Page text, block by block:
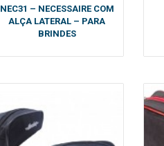
NEC31 – NECESSAIRE COM
ALÇA LATERAL – PARA
BRINDES